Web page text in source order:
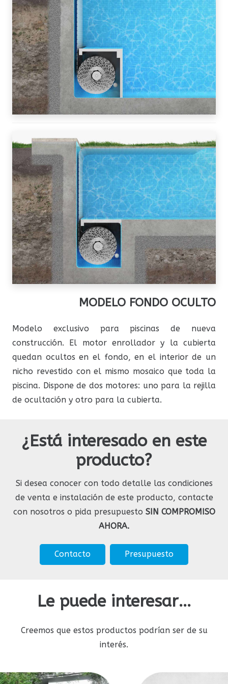
MODELO FONDO OCULTO
Modelo exclusivo para piscinas de nueva
construcción. El motor enrollador y la cubierta
quedan ocultos en el fondo, en el interior de un
nicho revestido con el mismo mosaico que toda la
piscina. Dispone de dos motores: uno para la rejilla
de ocultación y otro para la cubierta.
¿Está interesado en este
producto?
Si desea conocer con todo detalle las condiciones
de venta e instalación de este producto, contacte
con nosotros o pida presupuesto SIN COMPROMISO
AHORA.
Contacto Presupuesto
Le puede interesar…
Creemos que estos productos podrían ser de su
interés.